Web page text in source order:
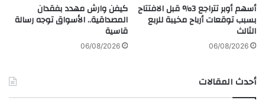
خ
م
ب
ي
ر
ل
ا
أسهم أوبر تتراجع 3% قبل الافتتاح
بسبب توقعات أرباح مخيبة للربع
الثالث
06/08/2026
كيفن وارش مهدد بفقدان
المصداقية.. الأسواق توجه رسالة
قاسية
06/08/2026
أحدث المقالات